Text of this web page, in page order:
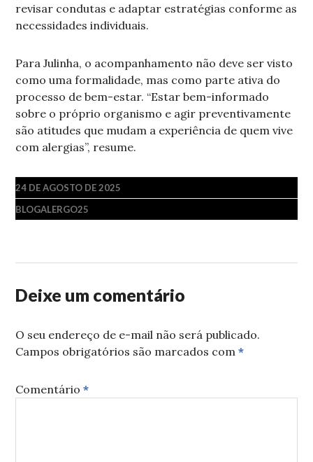
revisar condutas e adaptar estratégias conforme as
necessidades individuais.
Para Julinha, o acompanhamento não deve ser visto
como uma formalidade, mas como parte ativa do
processo de bem-estar. “Estar bem-informado
sobre o próprio organismo e agir preventivamente
são atitudes que mudam a experiência de quem vive
com alergias”, resume.
24 DE AGOSTO DE 2025
BLOGALERGO25
Deixe um comentário
O seu endereço de e-mail não será publicado.
Campos obrigatórios são marcados com*
Comentário*